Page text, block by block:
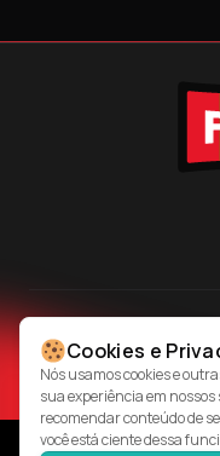
Copyright © 2012- 2026 -
Cookies e
Nós usamos cookies e
sua experiência em
recomendar conteúdo de
você está ciente dessa